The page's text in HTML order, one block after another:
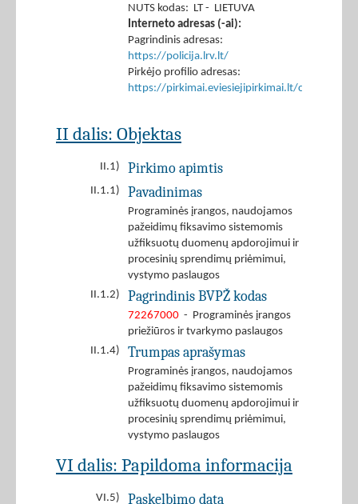
NUTS kodas: LT - LIETUVA
Interneto adresas (-ai):
Pagrindinis adresas:
https://policija.lrv.lt/
Pirkėjo profilio adresas:
https://pirkimai.eviesiejipirkimai.lt/ctm/
II dalis: Objektas
II.1) Pirkimo apimtis
II.1.1) Pavadinimas
Programinės įrangos, naudojamos
pažeidimų fiksavimo sistemomis
užfiksuotų duomenų apdorojimui ir
procesinių sprendimų priėmimui,
vystymo paslaugos
II.1.2)
Pagrindinis BVPŽ kodas
72267000 - Programinės įrangos
priežiūros ir tvarkymo paslaugos
II.1.4)
Trumpas aprašymas
Programinės įrangos, naudojamos
pažeidimų fiksavimo sistemomis
užfiksuotų duomenų apdorojimui ir
procesinių sprendimų priėmimui,
vystymo paslaugos
VI dalis: Papildoma informacija
VI.5) Paskelbimo data